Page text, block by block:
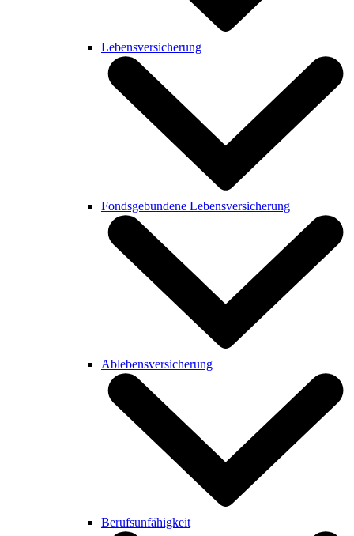
Lebensversicherung
Fondsgebundene Lebensversicherung
Ablebensversicherung
Berufsunfähigkeit